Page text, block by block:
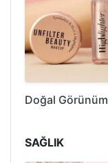
Doğal
SAĞLIK